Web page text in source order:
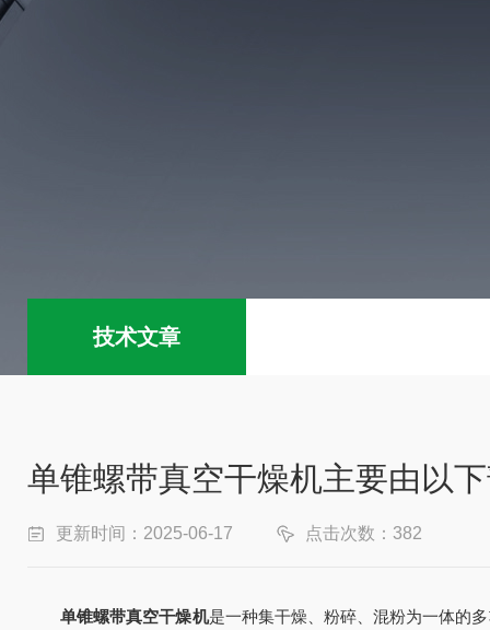
技术文章
单锥螺带真空干燥机主要由以
更新时间：2025-06-17 点击次数：382
单锥螺带真空干燥机是一种集干燥、粉碎、混粉为一体的